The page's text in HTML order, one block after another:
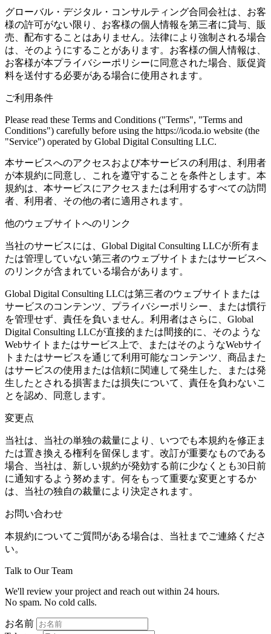
グローバル・デジタル・コンサルティング合同会社は、お客
様の許可がない限り、お客様の個人情報を第三者に貸与、販
売、配布することはありません。法律により強制される場合
は、そのようにすることがあります。お客様の個人情報は、
お客様が本プライバシーポリシーに同意された場合、販促資
料を送付する必要がある場合に使用されます。
ご利用条件
Please read these Terms and Conditions ("Terms", "Terms and
Conditions") carefully before using the https://icoda.io website (the
"Service") operated by Global Digital Consulting LLC.
本サービスへのアクセスおよび本サービスの利用は、利用者
が本規約に同意し、これを遵守することを条件とします。本
規約は、本サービスにアクセスまたは利用するすべての訪問
者、利用者、その他の者に適用されます。
他のウェブサイトへのリンク
当社のサービスには、Global Digital Consulting LLCが所有ま
たは管理していない第三者のウェブサイトまたはサービスへ
のリンクが含まれている場合があります。
Global Digital Consulting LLCは第三者のウェブサイトまたは
サービスのコンテンツ、プライバシーポリシー、または慣行
を管理せず、責任を負いません。利用者はさらに、Global
Digital Consulting LLCが直接的または間接的に、そのような
Webサイトまたはサービス上で、またはそのようなWebサイ
トまたはサービスを通じて利用可能なコンテンツ、商品また
はサービスの使用または信頼に関連して発生した、または発
生したとされる損害または損失について、責任を負わないこ
とを認め、同意します。
変更点
当社は、当社の単独の裁量により、いつでも本規約を修正ま
たは置き換える権利を留保します。改訂が重要なものである
場合、当社は、新しい規約が発効する前に少なくとも30日前
に通知するよう努めます。何をもって重要な変更とするか
は、当社の独自の裁量により決定されます。
お問い合わせ
本規約についてご質問がある場合は、当社までご連絡くださ
い。
Talk to Our Team
We'll review your project and reach out within 24 hours.
No spam. No cold calls.
お名前